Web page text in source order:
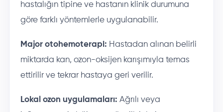
hastalığın tipine ve hastanın klinik durumuna
göre farklı yöntemlerle uygulanabilir.
Major otohemoterapi: Hastadan alınan belirli
miktarda kan, ozon-oksijen karışımıyla temas
ettirilir ve tekrar hastaya geri verilir.
Lokal ozon uygulamaları: Ağrılı veya